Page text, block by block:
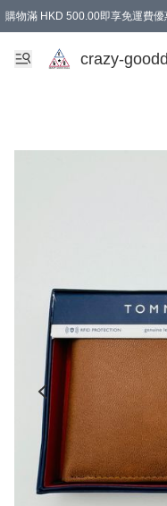
購物滿 HKD 500.00即享免運費
成為會員可享免費禮品
crazy-